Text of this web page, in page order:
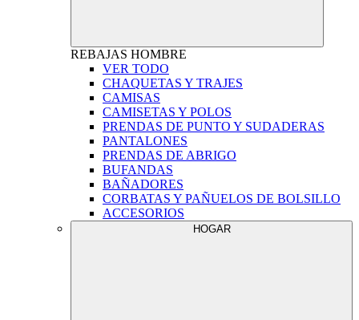
REBAJAS HOMBRE
VER TODO
CHAQUETAS Y TRAJES
CAMISAS
CAMISETAS Y POLOS
PRENDAS DE PUNTO Y SUDADERAS
PANTALONES
PRENDAS DE ABRIGO
BUFANDAS
BAÑADORES
CORBATAS Y PAÑUELOS DE BOLSILLO
ACCESORIOS
HOGAR